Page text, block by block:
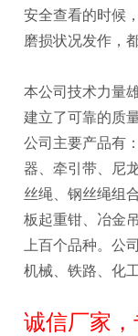
安全查看的时候
磨损状况发作，
本公司技术力量
建立了可靠的质
公司主要产品有
器、牵引带、尼
丝绳、钢丝绳组
板起重钳、冶金
上百个品种。公
机械、铁路、化
诚信厂家